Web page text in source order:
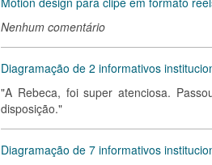
Nenhum comentário
Diagramação de 2 informativos
"A Rebeca, foi super atenciosa.
disposição."
Diagramação de 7 informativos